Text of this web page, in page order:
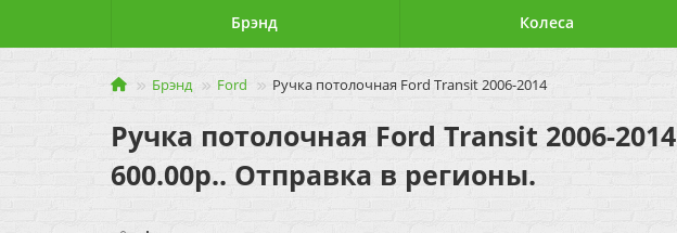
Брэнд Колеса
Брэнд Ford Ручка потолочная Ford Transit 2006-2014
Ручка потолочная Ford Transit 2006-
600.00р.. Отправка в регионы.